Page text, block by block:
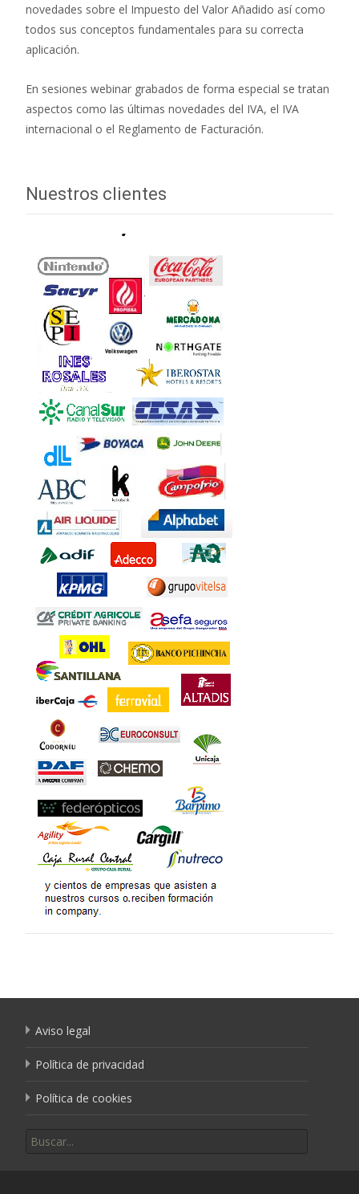
novedades sobre el Impuesto del Valor Añadido así como
todos sus conceptos fundamentales para su correcta
aplicación.
En sesiones webinar grabados de forma especial se tratan
aspectos como las últimas novedades del IVA, el IVA
internacional o el Reglamento de Facturación.
Nuestros clientes
Aviso legal
Política de privacidad
Política de cookies